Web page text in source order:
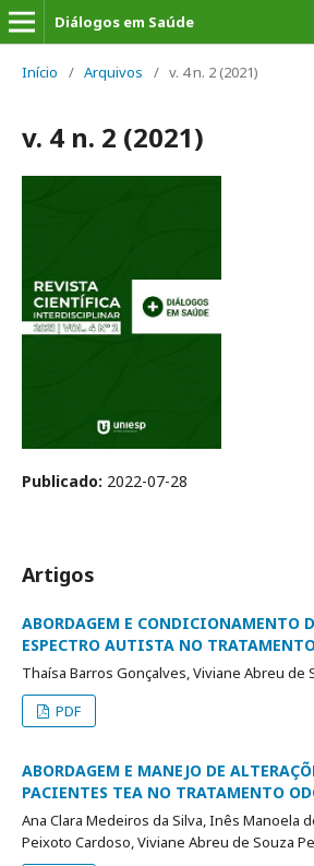
Diálogos em Saúde
Início / Arquivos / v. 4 n. 2 (2021)
v. 4 n. 2 (2021)
Publicado: 2022-07-28
Artigos
ABORDAGEM E CONDICIONAMENTO
ESPECTRO AUTISTA NO
Thaísa Barros Gonçalves, Viviane Abreu de
PDF
ABORDAGEM E MANEJO DE
PACIENTES TEA NO TRATAMENTO
Ana Clara Medeiros da Silva, Inês Manoela
Peixoto Cardoso, Viviane Abreu de Souza